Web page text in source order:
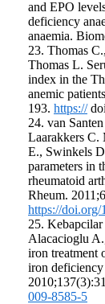
and EPO
deficiency
anaemia.
23. Thomas
Thomas L.
index in the
anemic
193. https://
24. van
Laarakkers
E., Swinkels
parameters in
rheumatoid
Rheum.
https://doi.org/
25.
Alacacioglu
iron treatment
iron
009-8585-5